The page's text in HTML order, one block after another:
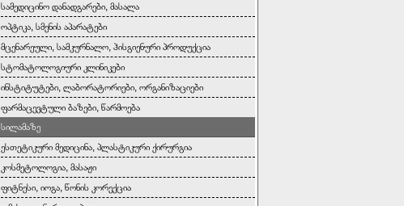
სამედიცინო დანადგარები, მასალა
ოპტიკა, სმენის აპარატები
მცენარეული, სამკურნალო, ჰისგიენური პროდუქცია
სტომატოლოგიური კლინიკები
ინსტიტუტები, ლაბორატორიები, ორგანიზაციები
ფარმაცევტული ბაზები, წარმოება
სილამაზე
ესთეტიკური მედიცინა, პლასტიკური ქირურგია
კოსმეტოლოგია, მასაჟი
ფიტნესი, იოგა, წონის კორექცია